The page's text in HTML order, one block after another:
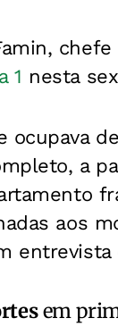
chefe
1 nesta
ocupava
a
aos
entrevista
em